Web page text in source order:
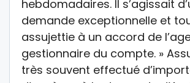
hebdomadaires. Il s’agissait
demande exceptionnelle et
assujettie à un accord de
gestionnaire du compte. »
très souvent effectué